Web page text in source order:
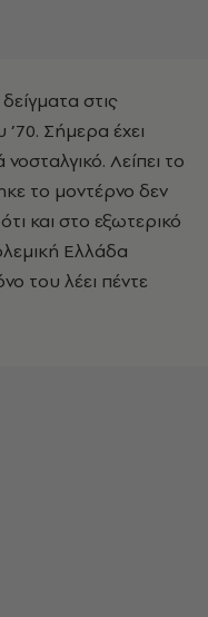
στις
’70. Σήμερα έχει
Λείπει το
το μοντέρνο δεν
και στο εξωτερικό
Ελλάδα
του λέει πέντε